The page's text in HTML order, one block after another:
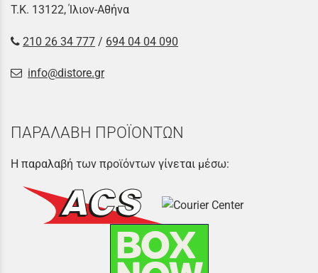
Τ.Κ. 13122, Ίλιον-Αθήνα
210 26 34 777 / 694 04 04 090
info@distore.gr
ΠΑΡΑΛΑΒΗ ΠΡΟΪΟΝΤΩΝ
Η παραλαβή των προϊόντων γίνεται μέσω: